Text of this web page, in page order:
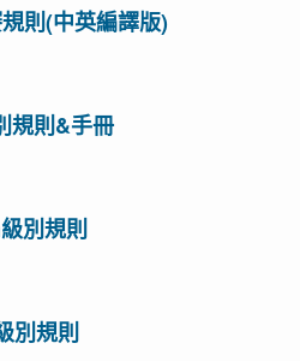
則(中英編譯版)
規則&手冊
別規則
別規則